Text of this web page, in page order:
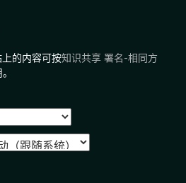
的内容可按知识共享 署名-相同方